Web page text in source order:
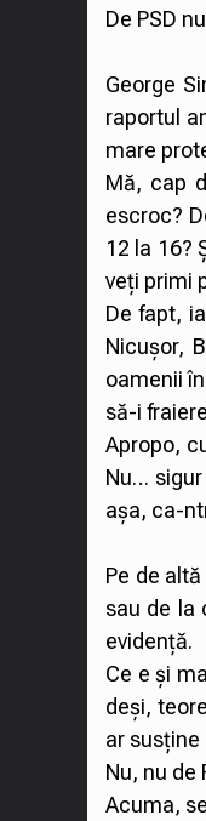
De PSD
George
raportul
mare
Mă, cap
escroc?
12 la 16?
veți primi
De fapt,
Nicușor,
oamenii
să-i
Apropo,
Nu…
așa, ca-
Pe de
sau de la
evidență.
Ce e și
deși,
ar
Nu, nu de
Acuma,